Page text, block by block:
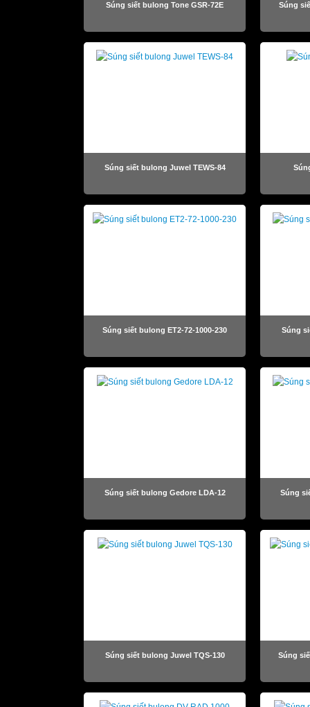
Súng siết bulong Tone GSR-72E Súng
Súng siết bulong Juwel TEWS-84
Súng siết bulong ET2-72-1000-230 Súng
Súng siết bulong Gedore LDA-12 Súng
Súng siết bulong Juwel TQS-130 Súng